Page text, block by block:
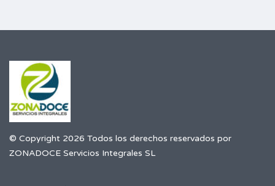
© Copyright 2026 Todos los derechos reservados por
ZONADOCE Servicios Integrales SL